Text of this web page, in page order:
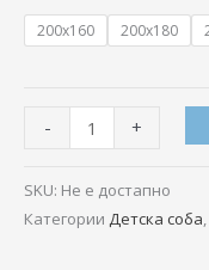
200x160 200x180
- +
SKU: Не е достапно
Категории Детска соба,